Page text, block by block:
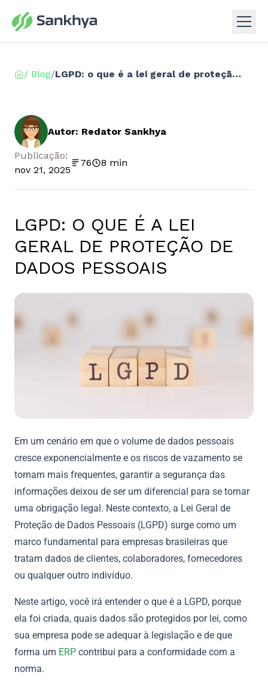
/ Blog/ LGPD: o que é a lei geral de proteção de dados pessoais
Autor: Redator Sankhya
Publicação:
nov 21, 2025
76 8 min
LGPD: O QUE É A LEI
GERAL DE PROTEÇÃO DE
DADOS PESSOAIS
Em um cenário em que o volume de dados pessoais
cresce exponencialmente e os riscos de vazamento se
tornam mais frequentes, garantir a segurança das
informações deixou de ser um diferencial para se tornar
uma obrigação legal. Neste contexto, a Lei Geral de
Proteção de Dados Pessoais (LGPD) surge como um
marco fundamental para empresas brasileiras que
tratam dados de clientes, colaboradores, fornecedores
ou qualquer outro indivíduo.
Neste artigo, você irá entender o que é a LGPD, porque
ela foi criada, quais dados são protegidos por lei, como
sua empresa pode se adequar à legislação e de que
forma um ERP contribui para a conformidade com a
norma.